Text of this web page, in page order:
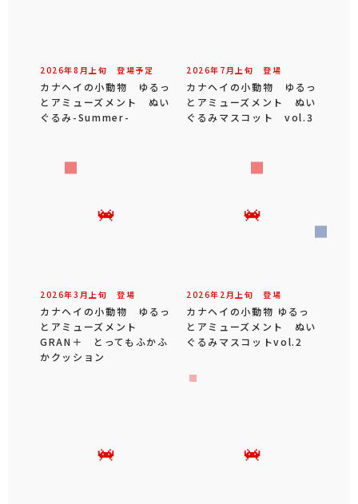
2026年8 月 上旬 登場予定
カナヘイの小動物 ゆるっ
とアミューズメント ぬい
ぐるみ-Summer-
2026年 7 月 上旬 登場
カナヘイの小動物 ゆるっ
とアミューズメント ぬい
ぐるみマスコット vol.3
2026年3 月 上旬 登場
カナヘイの小動物 ゆるっ
とアミューズメント
GRAN＋ とってもふかふ
かクッション
2026年 2 月 上旬 登場
カナヘイの小動物 ゆるっ
とアミューズメント ぬい
ぐるみマスコットvol.2